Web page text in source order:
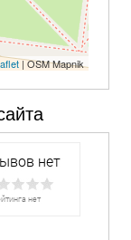
| OSM Mapnik